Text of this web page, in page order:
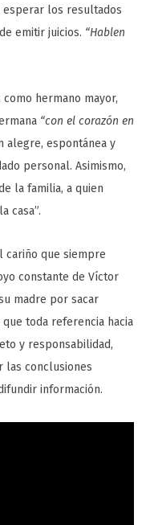
los resultados
emitir juicios. “Hablen
hermano mayor,
“con el corazón en
alegre, espontánea y
personal. Asimismo,
la familia, a quien
casa”.
cariño que siempre
constante de Víctor
madre por sacar
toda referencia hacia
y responsabilidad,
las conclusiones
información.